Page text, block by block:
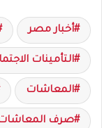
أخبار مصر
التأمينات
المعاشات
صرف